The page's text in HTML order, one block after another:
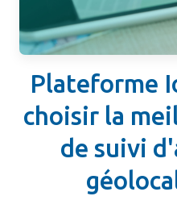
Plateforme
choisir la
de suivi